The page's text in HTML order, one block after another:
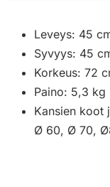
Leveys: 45
Syvyys: 45
Korkeus: 72
Paino: 5,3 kg
Kansien koot
Ø 60, Ø 70,